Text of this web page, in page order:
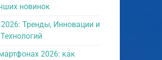
новинок
Тренды, Инновации и
2026: как